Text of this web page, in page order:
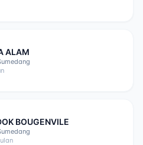
ALAM
BOUGENVILE